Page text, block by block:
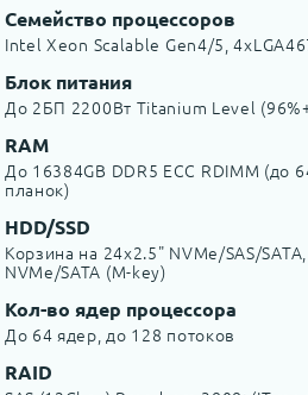
Семейство процессоров
Intel Xeon Scalable Gen4/5,
Блок питания
До 2БП 2200Вт Titanium Level
RAM
До 16384GB DDR5 ECC RDIMM (до
планок)
HDD/SSD
Корзина на 24x2.5" NVMe/SAS/
NVMe/SATA (M-key)
Кол-во ядер процессора
До 64 ядер, до 128 потоков
RAID